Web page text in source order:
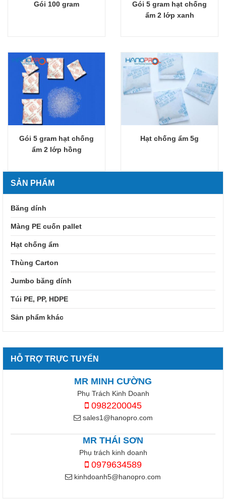
Giỏ hàng
Gói 100 gram Giỏ hàng
Gói 5 gram hạt chống
ẩm 2 lớp xanh
Giỏ hàng
Gói 5 gram hạt chống
ẩm 2 lớp hồng
Giỏ hàng
Hạt chống ẩm 5g
SẢN PHẨM
Băng dính
Màng PE cuốn pallet
Hạt chống ẩm
Thùng Carton
Jumbo băng dính
Túi PE, PP, HDPE
Sản phẩm khác
HỖ TRỢ TRỰC TUYẾN
MR MINH CƯỜNG
Phụ Trách Kinh Doanh
0982200045
sales1@hanopro.com
MR THÁI SƠN
Phụ trách kinh doanh
0979634589
kinhdoanh5@hanopro.com